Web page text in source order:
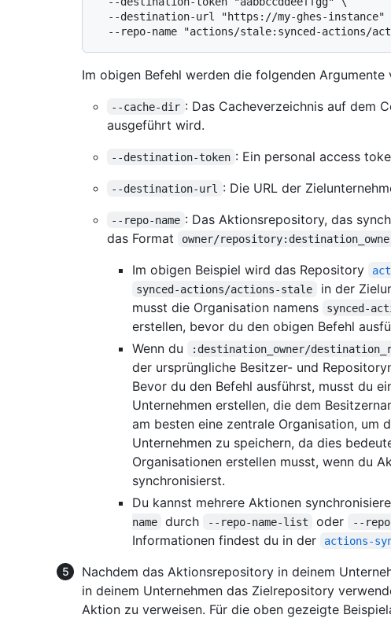
Im obigen Befehl werden die folgenden Argumente
--cache-dir : Das Cacheverzeichnis auf dem
ausgeführt wird.
--destination-token : Ein personal access
--destination-url : Die URL der
--repo-name : Das Aktionsrepository, das
das Format
owner/
Im obigen Beispiel wird das Repository
synced-actions/actions-stale
in der
musst die Organisation namens
synced-
erstellen, bevor du den obigen Befehl
Wenn du
:destination_owner/
der ursprüngliche Besitzer- und
Bevor du den Befehl ausführst, musst du
Unternehmen erstellen, die dem
am besten eine zentrale Organisation, um
Unternehmen zu speichern, da dies
Organisationen erstellen musst, wenn du
synchronisierst.
Du kannst mehrere Aktionen
name
durch --repo-name-list oder --
Informationen findest du in der
actions-
Nachdem das Aktionsrepository in deinem
in deinem Unternehmen das Zielrepository
Aktion zu verweisen. Für die oben gezeigte